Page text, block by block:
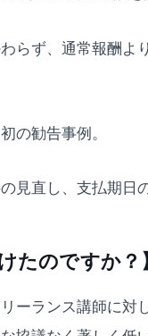
らず、通常報酬より
の勧告事例。
見直し、支払期日
たのですか？
ーランス講師に対し